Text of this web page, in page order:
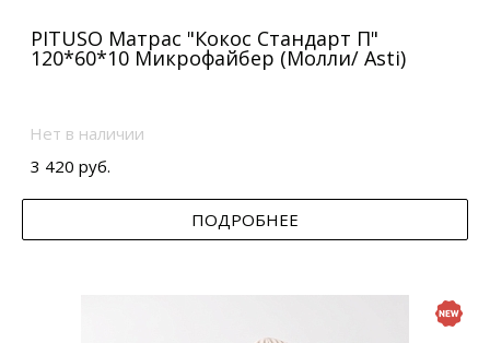
PITUSO Матрас "Кокос Стандарт П"
120*60*10 Микрофайбер (Молли/ Asti)
Нет в наличии
3 420 руб.
ПОДРОБНЕЕ